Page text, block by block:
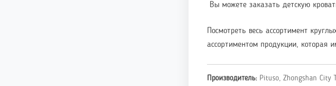
Вы можете заказать детскую
Посмотреть весь ассортимент
ассортиментом продукции, которая
Производитель: Pituso, Zhongshan City